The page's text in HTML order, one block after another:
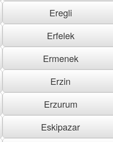
Eregli
Erfelek
Ermenek
Erzin
Erzurum
Eskipazar